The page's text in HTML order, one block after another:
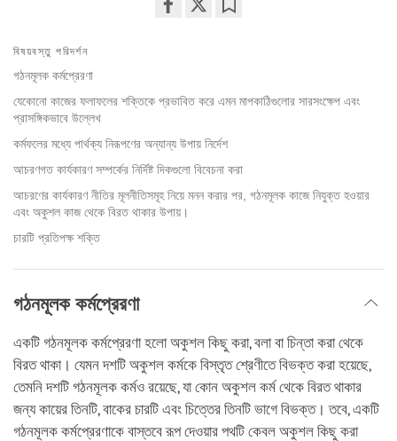
বিষয়বস্তু পরিদর্শন
গঠনমূলক কর্মপ্রেরণা
যেকোনো কাজের ফলাফলের শক্তিকে প্রভাবিত করে এমন মাপকাঠিগুলোর সারসংক্ষেপ এবং
প্রাসঙ্গিকভাবে উল্লেখ
কর্মফলের মধ্যে পার্থক্য নিরূপণের অন্যান্য উপায় নির্দেশ
আচরণগত কার্যকারণ সম্পর্কের নির্দিষ্ট দিকগুলো বিবেচনা করা
আচরণের কার্যকারণ নীতির মূলনীতিসমূহ নিয়ে মনন করার পর, গঠনমূলক কাজে নিযুক্ত হওয়ার
এবং অকুশল কাজ থেকে বিরত থাকার উপায়।
চারটি প্রতিপক্ষ শক্তি
গঠনমূলক কর্মপ্রেরণা
একটি গঠনমূলক কর্মপ্রেরণা হলো অকুশল কিছু করা, বলা বা চিন্তা করা থেকে
বিরত থাকা। যেমন দশটি অকুশল কর্মকে বিস্তৃত শ্রেণীতে বিভক্ত করা হয়েছে,
তেমনি দশটি গঠনমূলক কর্মও রয়েছে, যা কোন অকুশল কর্ম থেকে বিরত থাকার
জন্য কায়ের তিনটি, বাকের চারটি এবং চিত্তের তিনটি ভাগে বিভক্ত। তবে, একটি
গঠনমূলক কর্মপ্রেরণাকে বাস্তবে রূপ দেওয়ার পথটি কেবল অকুশল কিছু করা